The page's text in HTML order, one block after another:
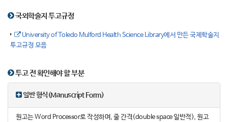
국외학술지 투고규정
University of Toledo Mulford Health Science Library에서 만든 국제학술지
투고규정 모음
투고 전 확인해야 할 부분
일반 형식(Manuscript Form)
원고는 Word Processor로 작성하며, 줄 간격(double space 일반적), 원고